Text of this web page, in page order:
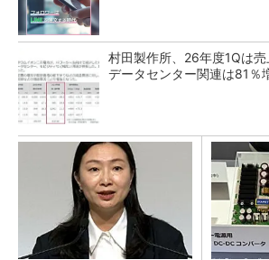
村田製作所、26年度1Qは
データセンター関連は81％